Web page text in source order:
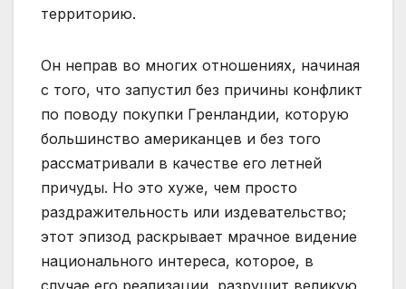
территорию.
Он неправ во многих отношениях, начиная
с того, что запустил без причины конфликт
по поводу покупки Гренландии, которую
большинство американцев и без того
рассматривали в качестве его летней
причуды. Но это хуже, чем просто
раздражительность или издевательство;
этот эпизод раскрывает мрачное видение
национального интереса, которое, в